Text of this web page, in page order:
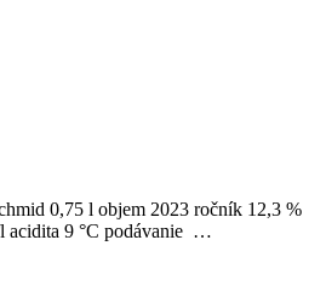
0,75 l objem 2023 ročník 12,3 %
acidita 9 °C podávanie …